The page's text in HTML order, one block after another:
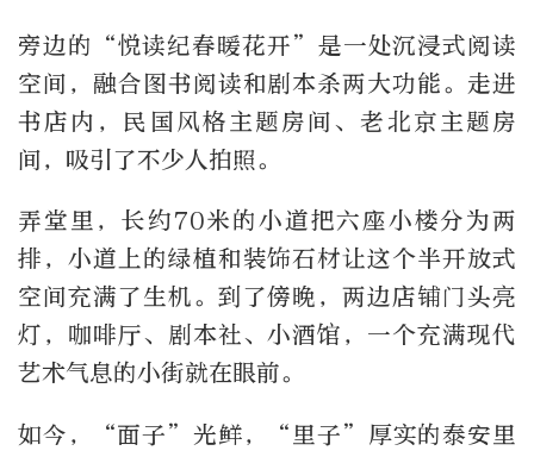
旁边的“悦读纪春暖花开”是一处沉浸式阅读
空间，融合图书阅读和剧本杀两大功能。走进
书店内，民国风格主题房间、老北京主题房
间，吸引了不少人拍照。
弄堂里，长约70米的小道把六座小楼分为两
排，小道上的绿植和装饰石材让这个半开放式
空间充满了生机。到了傍晚，两边店铺门头亮
灯，咖啡厅、剧本社、小酒馆，一个充满现代
艺术气息的小街就在眼前。
如今，“面子”光鲜，“里子”厚实的泰安里